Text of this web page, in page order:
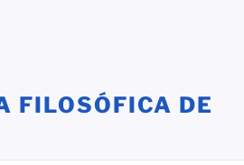
FILOSÓFICA DE